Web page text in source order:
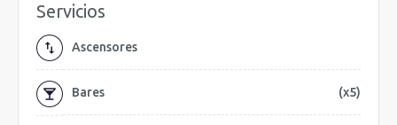
Servicios
Ascensores
Bares (x5)